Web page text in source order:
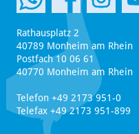
Rathausplatz 2
40789 Monheim am Rhein
Postfach 10 06 61
40770 Monheim am Rhein
Telefon +49 2173 951-0
Telefax +49 2173 951-899